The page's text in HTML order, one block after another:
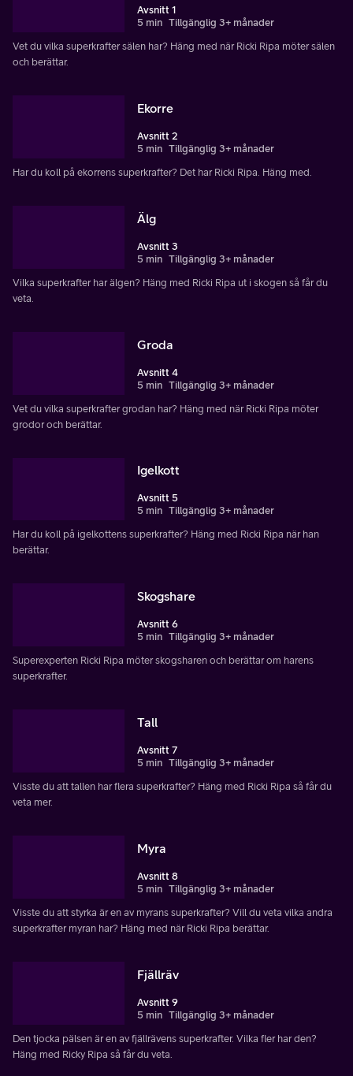
Avsnitt 1
5 min Tillgänglig 3+ månader
Vet du vilka superkrafter sälen har? Häng med när Ricki Ripa möter sälen
och berättar.
Ekorre
Avsnitt 2
5 min Tillgänglig 3+ månader
Har du koll på ekorrens superkrafter? Det har Ricki Ripa. Häng med.
Älg
Avsnitt 3
5 min Tillgänglig 3+ månader
Vilka superkrafter har älgen? Häng med Ricki Ripa ut i skogen så får du
veta.
Groda
Avsnitt 4
5 min Tillgänglig 3+ månader
Vet du vilka superkrafter grodan har? Häng med när Ricki Ripa möter
grodor och berättar.
Igelkott
Avsnitt 5
5 min Tillgänglig 3+ månader
Har du koll på igelkottens superkrafter? Häng med Ricki Ripa när han
berättar.
Skogshare
Avsnitt 6
5 min Tillgänglig 3+ månader
Superexperten Ricki Ripa möter skogsharen och berättar om harens
superkrafter.
Tall
Avsnitt 7
5 min Tillgänglig 3+ månader
Visste du att tallen har flera superkrafter? Häng med Ricki Ripa så får du
veta mer.
Myra
Avsnitt 8
5 min Tillgänglig 3+ månader
Visste du att styrka är en av myrans superkrafter? Vill du veta vilka andra
superkrafter myran har? Häng med när Ricki Ripa berättar.
Fjällräv
Avsnitt 9
5 min Tillgänglig 3+ månader
Den tjocka pälsen är en av fjällrävens superkrafter. Vilka fler har den?
Häng med Ricky Ripa så får du veta.